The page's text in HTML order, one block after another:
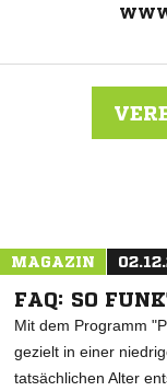
MAGAZIN
FAQ: SO
Mit dem Programm
gezielt in einer
tatsächlichen Alter